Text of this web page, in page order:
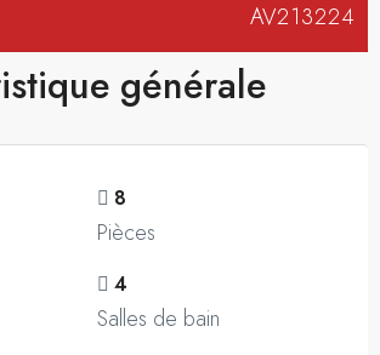
générale
AV213224
8
Pièces
4
Salles de bain